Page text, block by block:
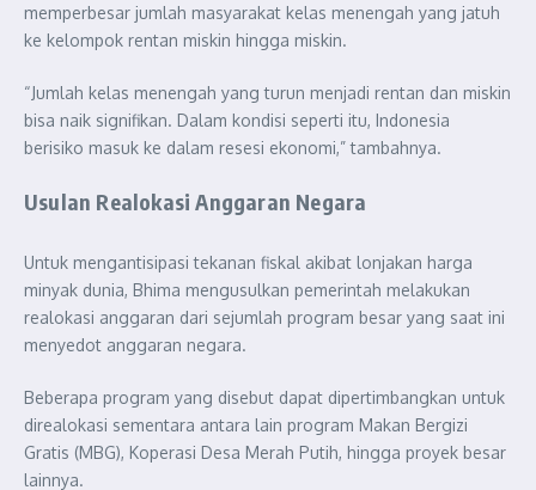
memperbesar jumlah masyarakat kelas menengah yang jatuh
ke kelompok rentan miskin hingga miskin.
“Jumlah kelas menengah yang turun menjadi rentan dan miskin
bisa naik signifikan. Dalam kondisi seperti itu, Indonesia
berisiko masuk ke dalam resesi ekonomi,” tambahnya.
Usulan Realokasi Anggaran Negara
Untuk mengantisipasi tekanan fiskal akibat lonjakan harga
minyak dunia, Bhima mengusulkan pemerintah melakukan
realokasi anggaran dari sejumlah program besar yang saat ini
menyedot anggaran negara.
Beberapa program yang disebut dapat dipertimbangkan untuk
direalokasi sementara antara lain program Makan Bergizi
Gratis (MBG), Koperasi Desa Merah Putih, hingga proyek besar
lainnya.